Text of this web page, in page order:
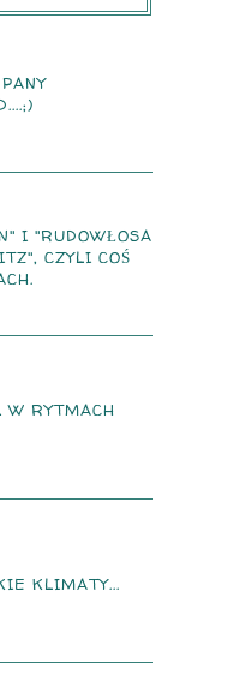
I "RUDOWŁOSA
CZYLI COŚ
RYTMACH
KLIMATY...